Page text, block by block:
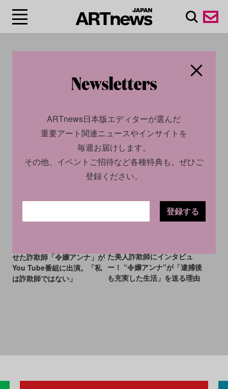
ン/Anna Sorokin
せた詐欺師「令嬢アンナ」が
You Tube番組に出演。「私
は詐欺師ではない」
INTERVIEW
た美人詐欺師にインタビュ
ー！ “令嬢アンナ”が「逮捕後
も充実した生活」を送る理由
ARTnews日本版エディターが選んだ
重要アート関連ニュースやインサイトを
毎週お届けします。
その他、イベントご招待など各種特典も。ぜひご
登録ください。
登録する